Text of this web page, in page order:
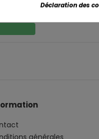
générales
Déclaration des